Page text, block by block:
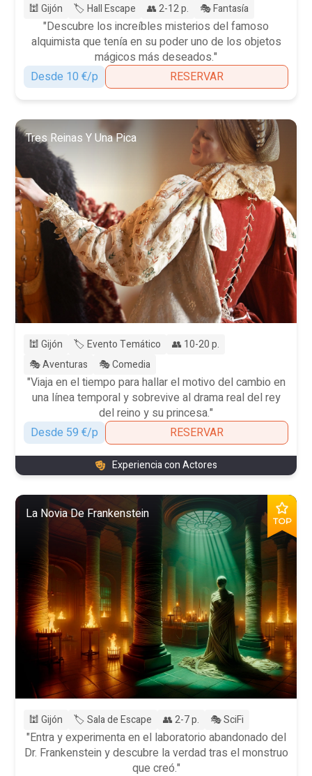
🕍 Gijón 🏷️ Hall Escape 👥 2-12 p. 🎭 Fantasía
"Descubre los increíbles misterios del famoso
alquimista que tenía en su poder uno de los objetos
mágicos más deseados."
Desde 10 €/p
RESERVAR
Tres Reinas Y Una Pica
🕍 Gijón 🏷️ Evento Temático
👥 10-20 p.
🎭 Aventuras
🎭 Comedia
"Viaja en el tiempo para hallar el motivo del cambio en
una línea temporal y sobrevive al drama real del rey
del reino y su princesa."
Desde 59 €/p
RESERVAR
Experiencia con Actores
TOP
La Novia De Frankenstein
🕍 Gijón 🏷️ Sala de Escape 👥 2-7 p. 🎭 SciFi
"Entra y experimenta en el laboratorio abandonado del
Dr. Frankenstein y descubre la verdad tras el monstruo
que creó."